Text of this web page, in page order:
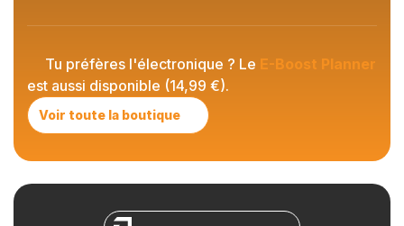
Tu préfères l'électronique ? Le E-Boost Planner
est aussi disponible (14,99 €).
Voir toute la boutique